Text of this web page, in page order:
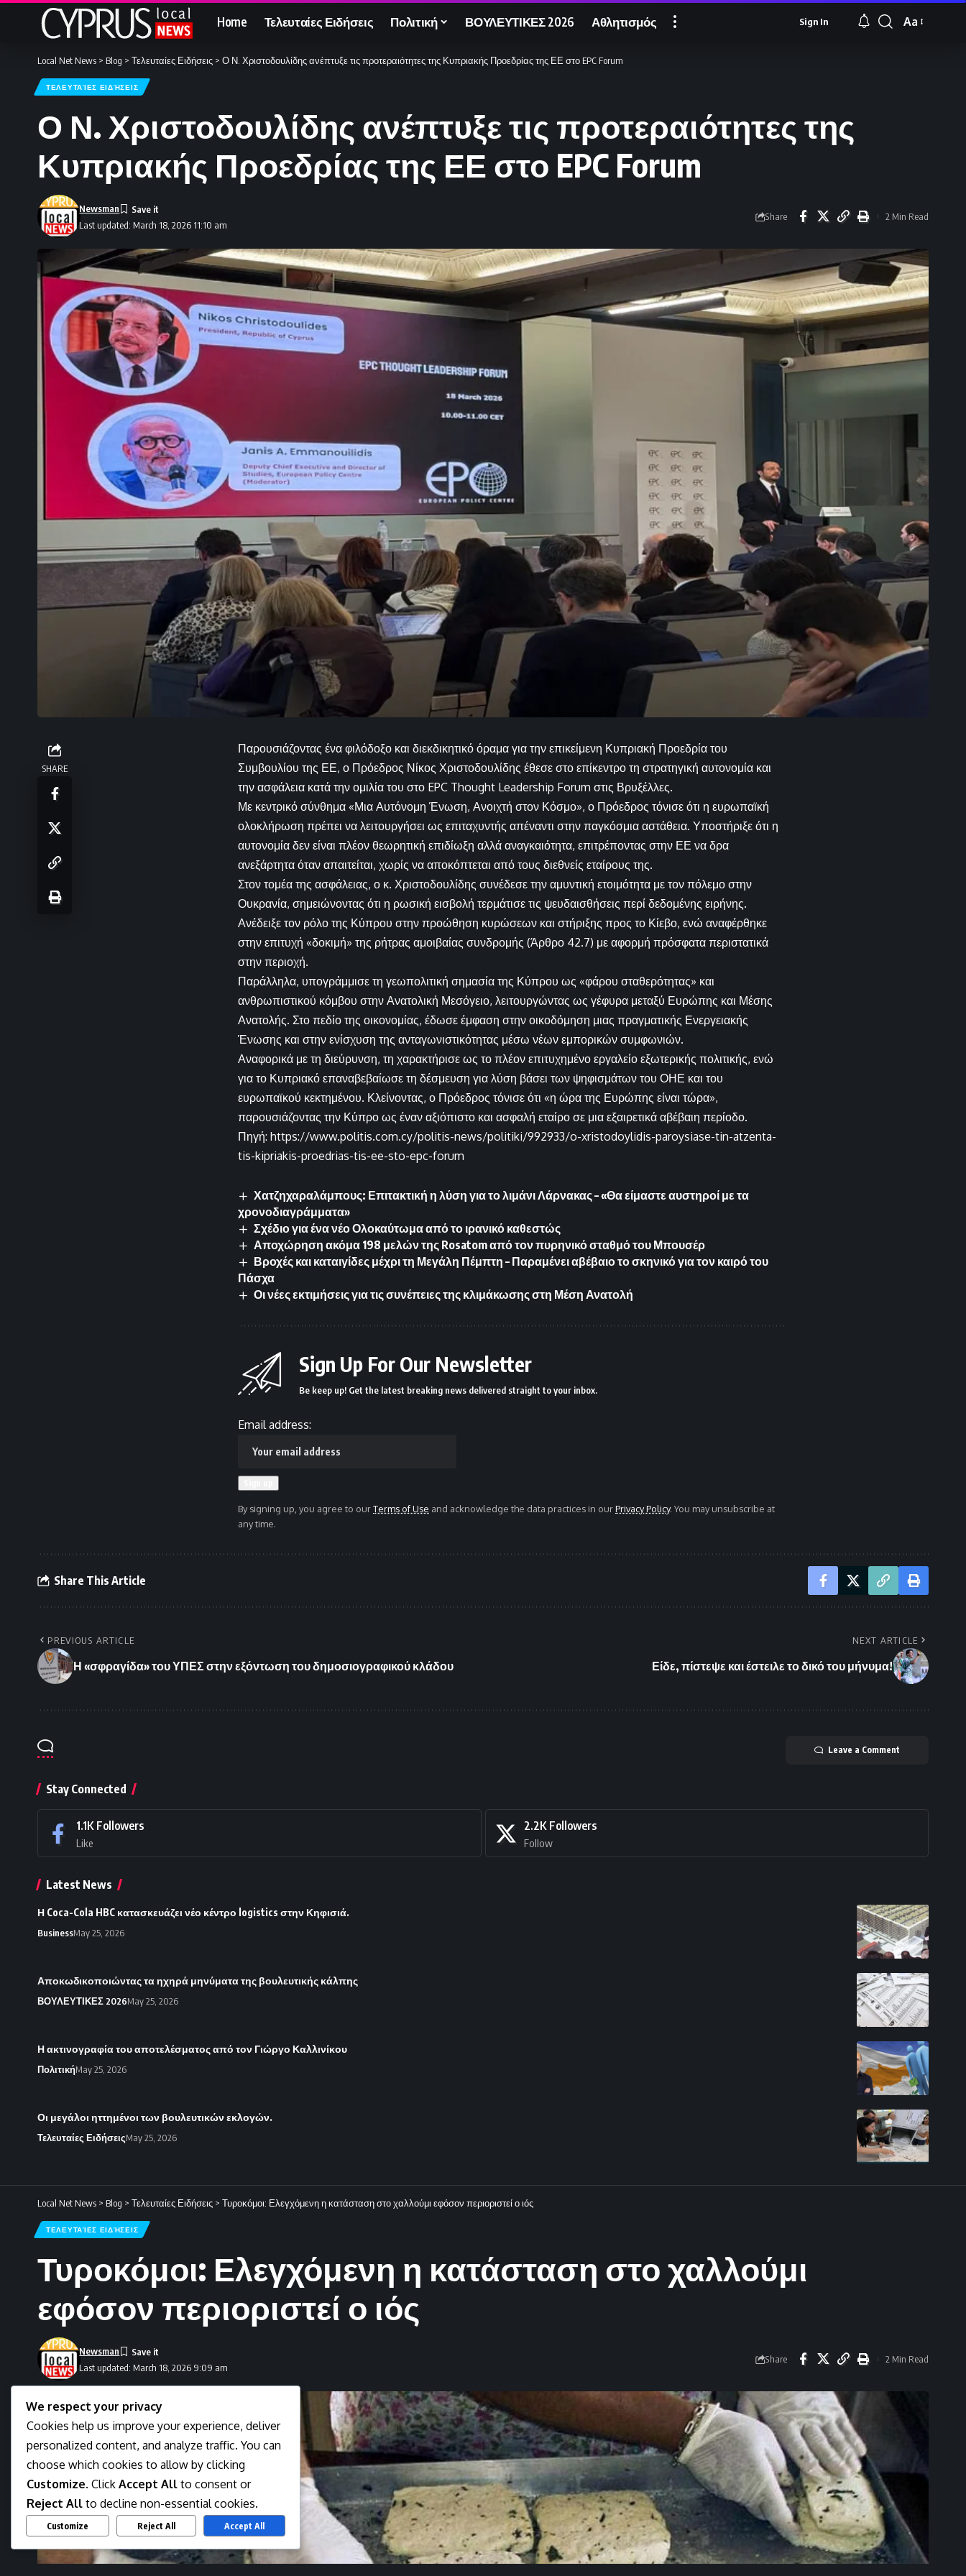
Home Τελευταίες Ειδήσεις Πολιτική ΒΟΥΛΕΥΤΙΚΕΣ 2026 Αθλητισμός Sign In
Font
Aa
Local Net News > Blog > Τελευταίες Ειδήσεις > Ο Ν. Χριστοδουλίδης ανέπτυξε τις προτεραιότητες της Κυπριακής Προεδρίας της ΕΕ στο EPC Forum
ΤΕΛΕΥΤΑΊΕΣ ΕΙΔΉΣΕΙΣ
Ο Ν. Χριστοδουλίδης ανέπτυξε τις προτεραιότητες της
Κυπριακής Προεδρίας της ΕΕ στο EPC Forum
Last updated: March 18, 2026 11:10 am
Newsman
Share 2 Min Read
SHARE
Παρουσιάζοντας ένα φιλόδοξο και διεκδικητικό όραμα για την επικείμενη Κυπριακή Προεδρία του
Συμβουλίου της ΕΕ, ο Πρόεδρος Νίκος Χριστοδουλίδης έθεσε στο επίκεντρο τη στρατηγική αυτονομία και
την ασφάλεια κατά την ομιλία του στο EPC Thought Leadership Forum στις Βρυξέλλες.
Με κεντρικό σύνθημα «Μια Αυτόνομη Ένωση, Ανοιχτή στον Κόσμο», ο Πρόεδρος τόνισε ότι η ευρωπαϊκή
ολοκλήρωση πρέπει να λειτουργήσει ως επιταχυντής απέναντι στην παγκόσμια αστάθεια. Υποστήριξε ότι η
αυτονομία δεν είναι πλέον θεωρητική επιδίωξη αλλά αναγκαιότητα, επιτρέποντας στην ΕΕ να δρα
ανεξάρτητα όταν απαιτείται, χωρίς να αποκόπτεται από τους διεθνείς εταίρους της.
Στον τομέα της ασφάλειας, ο κ. Χριστοδουλίδης συνέδεσε την αμυντική ετοιμότητα με τον πόλεμο στην
Ουκρανία, σημειώνοντας ότι η ρωσική εισβολή τερμάτισε τις ψευδαισθήσεις περί δεδομένης ειρήνης.
Ανέδειξε τον ρόλο της Κύπρου στην προώθηση κυρώσεων και στήριξης προς το Κίεβο, ενώ αναφέρθηκε
στην επιτυχή «δοκιμή» της ρήτρας αμοιβαίας συνδρομής (Άρθρο 42.7) με αφορμή πρόσφατα περιστατικά
στην περιοχή.
Παράλληλα, υπογράμμισε τη γεωπολιτική σημασία της Κύπρου ως «φάρου σταθερότητας» και
ανθρωπιστικού κόμβου στην Ανατολική Μεσόγειο, λειτουργώντας ως γέφυρα μεταξύ Ευρώπης και Μέσης
Ανατολής. Στο πεδίο της οικονομίας, έδωσε έμφαση στην οικοδόμηση μιας πραγματικής Ενεργειακής
Ένωσης και στην ενίσχυση της ανταγωνιστικότητας μέσω νέων εμπορικών συμφωνιών.
Αναφορικά με τη διεύρυνση, τη χαρακτήρισε ως το πλέον επιτυχημένο εργαλείο εξωτερικής πολιτικής, ενώ
για το Κυπριακό επαναβεβαίωσε τη δέσμευση για λύση βάσει των ψηφισμάτων του ΟΗΕ και του
ευρωπαϊκού κεκτημένου. Κλείνοντας, ο Πρόεδρος τόνισε ότι «η ώρα της Ευρώπης είναι τώρα»,
παρουσιάζοντας την Κύπρο ως έναν αξιόπιστο και ασφαλή εταίρο σε μια εξαιρετικά αβέβαιη περίοδο.
Πηγή: https://www.politis.com.cy/politis-news/politiki/992933/o-xristodoylidis-paroysiase-tin-atzenta-
tis-kipriakis-proedrias-tis-ee-sto-epc-forum
Χατζηχαραλάμπους: Επιτακτική η λύση για το λιμάνι Λάρνακας – «Θα είμαστε αυστηροί με τα
χρονοδιαγράμματα»
Σχέδιο για ένα νέο Ολοκαύτωμα από το ιρανικό καθεστώς
Αποχώρηση ακόμα 198 μελών της Rosatom από τον πυρηνικό σταθμό του Μπουσέρ
Βροχές και καταιγίδες μέχρι τη Μεγάλη Πέμπτη – Παραμένει αβέβαιο το σκηνικό για τον καιρό του
Πάσχα
Οι νέες εκτιμήσεις για τις συνέπειες της κλιμάκωσης στη Μέση Ανατολή
Sign Up For Our Newsletter
Be keep up! Get the latest breaking news delivered straight to your inbox.
Email address:
By signing up, you agree to ourTerms of Use and acknowledge the data practices in ourPrivacy Policy. You may unsubscribe at
any time.
Share This Article
PREVIOUS ARTICLE
Η «σφραγίδα» του ΥΠΕΣ στην εξόντωση του δημοσιογραφικού κλάδου
NEXT ARTICLE
Είδε, πίστεψε και έστειλε το δικό του μήνυμα!
Leave a Comment
Stay Connected
1.1K Followers
Like
2.2K Followers
Follow
Latest News
Η Coca-Cola HBC κατασκευάζει νέο κέντρο logistics στην Κηφισιά.
BusinessMay 25, 2026
Αποκωδικοποιώντας τα ηχηρά μηνύματα της βουλευτικής κάλπης
ΒΟΥΛΕΥΤΙΚΕΣ 2026May 25, 2026
Η ακτινογραφία του αποτελέσματος από τον Γιώργο Καλλινίκου
ΠολιτικήMay 25, 2026
Οι μεγάλοι ηττημένοι των βουλευτικών εκλογών.
Τελευταίες ΕιδήσειςMay 25, 2026
Local Net News > Blog > Τελευταίες Ειδήσεις > Τυροκόμοι: Ελεγχόμενη η κατάσταση στο χαλλούμι εφόσον περιοριστεί ο ιός
ΤΕΛΕΥΤΑΊΕΣ ΕΙΔΉΣΕΙΣ
Τυροκόμοι: Ελεγχόμενη η κατάσταση στο χαλλούμι
εφόσον περιοριστεί ο ιός
Last updated: March 18, 2026 9:09 am
Newsman
Share 2 Min Read
We respect your privacy
Cookies help us improve your experience, deliver
personalized content, and analyze traffic. You can
choose which cookies to allow by clicking
Customize. Click Accept All to consent or
Reject All to decline non-essential cookies.
Customize Reject All Accept All